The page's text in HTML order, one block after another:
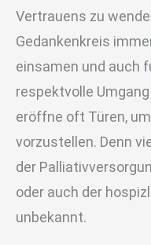
Vertrauens zu
Gedankenkreis
einsamen und auch
respektvolle
eröffne oft Türen,
vorzustellen. Denn
der
oder auch der
unbekannt.